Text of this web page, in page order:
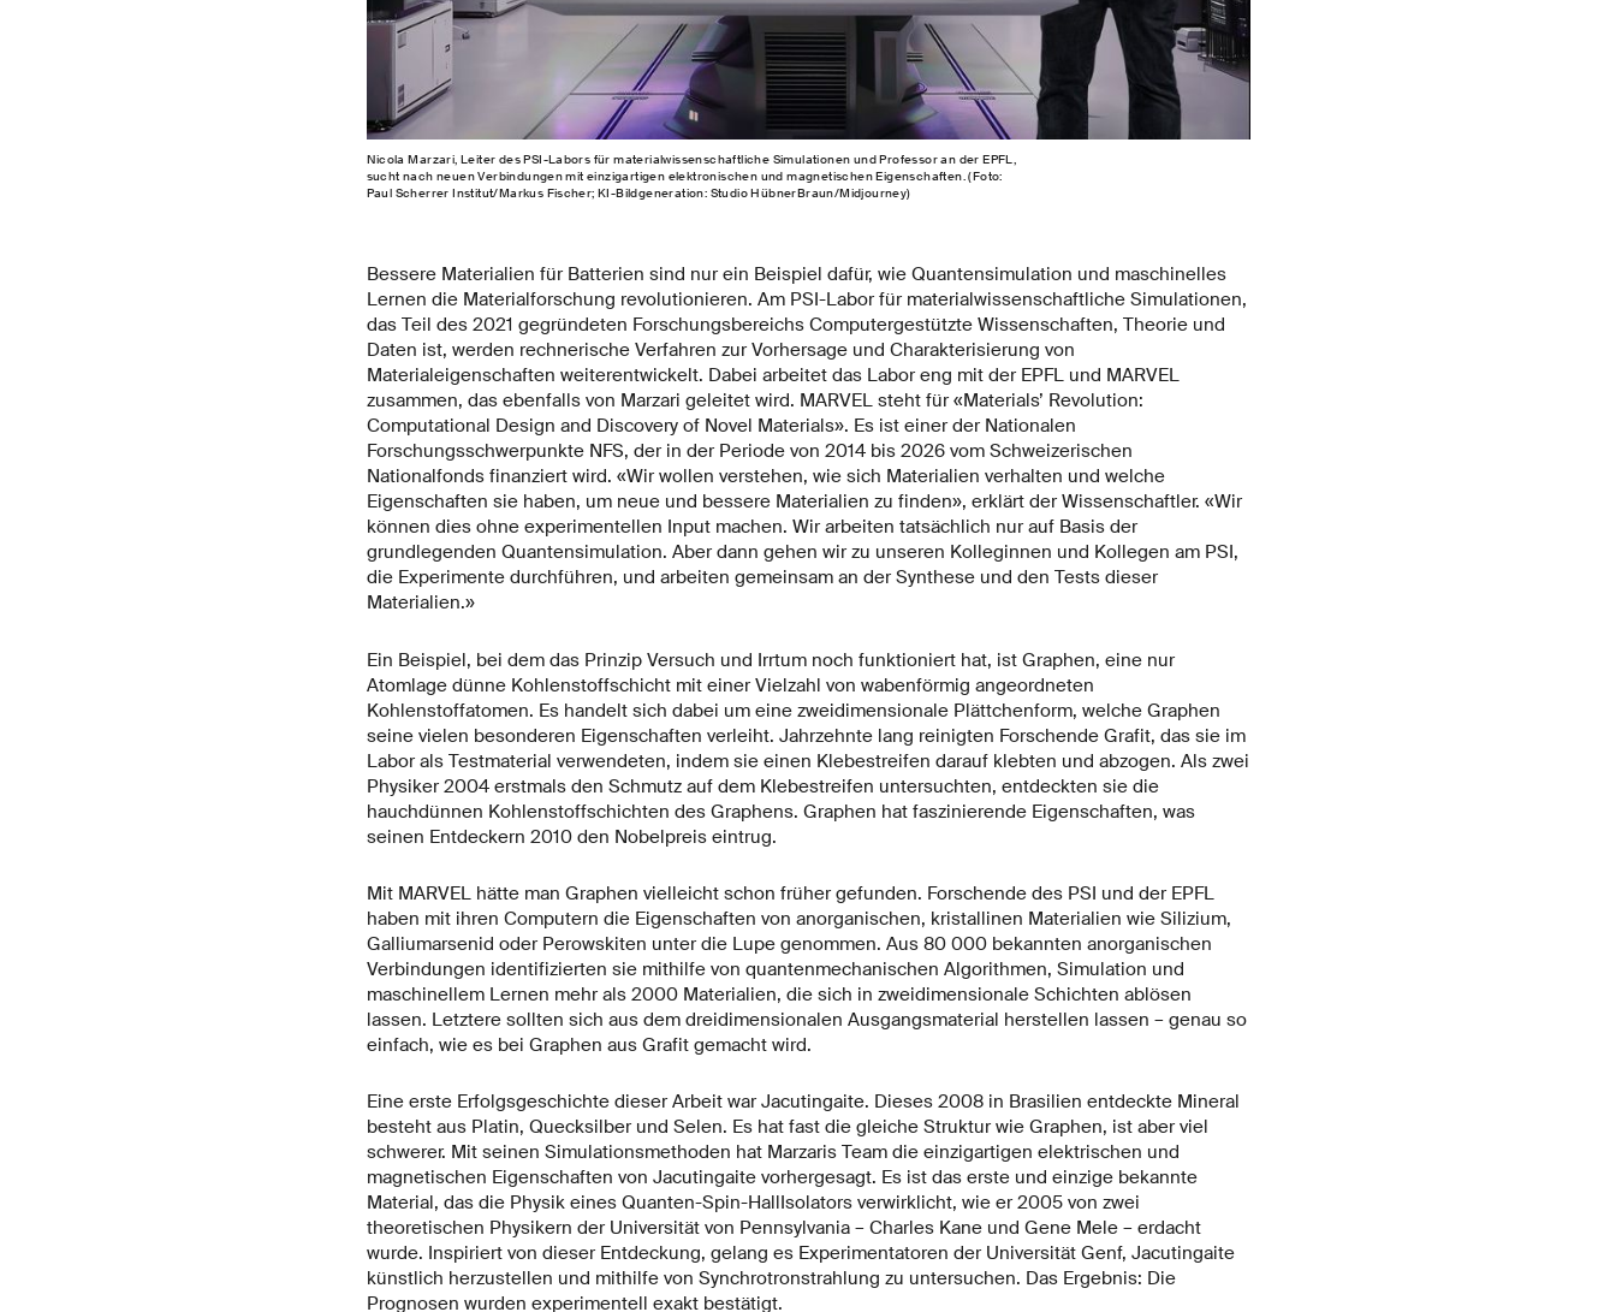
Nicola Marzari, Leiter des PSI-Labors für materialwissenschaftliche Simulationen und Professor an der EPFL,
sucht nach neuen Verbindungen mit einzigartigen elektronischen und magnetischen Eigenschaften. (Foto:
Paul Scherrer Institut/Markus Fischer; KI-Bildgeneration: Studio HübnerBraun/Midjourney)
Bessere Materialien für Batterien sind nur ein Beispiel dafür, wie Quantensimulation und maschinelles
Lernen die Materialforschung revolutionieren. Am PSI-Labor für materialwissenschaftliche Simulationen,
das Teil des 2021 gegründeten Forschungsbereichs Computergestützte Wissenschaften, Theorie und
Daten ist, werden rechnerische Verfahren zur Vorhersage und Charakterisierung von
Materialeigenschaften weiterentwickelt. Dabei arbeitet das Labor eng mit der EPFL und MARVEL
zusammen, das ebenfalls von Marzari geleitet wird. MARVEL steht für «Materials’ Revolution:
Computational Design and Discovery of Novel Materials». Es ist einer der Nationalen
Forschungsschwerpunkte NFS, der in der Periode von 2014 bis 2026 vom Schweizerischen
Nationalfonds finanziert wird. «Wir wollen verstehen, wie sich Materialien verhalten und welche
Eigenschaften sie haben, um neue und bessere Materialien zu finden», erklärt der Wissenschaftler. «Wir
können dies ohne experimentellen Input machen. Wir arbeiten tatsächlich nur auf Basis der
grundlegenden Quantensimulation. Aber dann gehen wir zu unseren Kolleginnen und Kollegen am PSI,
die Experimente durchführen, und arbeiten gemeinsam an der Synthese und den Tests dieser
Materialien.»
Ein Beispiel, bei dem das Prinzip Versuch und Irrtum noch funktioniert hat, ist Graphen, eine nur
Atomlage dünne Kohlenstoffschicht mit einer Vielzahl von wabenförmig angeordneten
Kohlenstoffatomen. Es handelt sich dabei um eine zweidimensionale Plättchenform, welche Graphen
seine vielen besonderen Eigenschaften verleiht. Jahrzehnte lang reinigten Forschende Grafit, das sie im
Labor als Testmaterial verwendeten, indem sie einen Klebestreifen darauf klebten und abzogen. Als zwei
Physiker 2004 erstmals den Schmutz auf dem Klebestreifen untersuchten, entdeckten sie die
hauchdünnen Kohlenstoffschichten des Graphens. Graphen hat faszinierende Eigenschaften, was
seinen Entdeckern 2010 den Nobelpreis eintrug.
Mit MARVEL hätte man Graphen vielleicht schon früher gefunden. Forschende des PSI und der EPFL
haben mit ihren Computern die Eigenschaften von anorganischen, kristallinen Materialien wie Silizium,
Galliumarsenid oder Perowskiten unter die Lupe genommen. Aus 80 000 bekannten anorganischen
Verbindungen identifizierten sie mithilfe von quantenmechanischen Algorithmen, Simulation und
maschinellem Lernen mehr als 2000 Materialien, die sich in zweidimensionale Schichten ablösen
lassen. Letztere sollten sich aus dem dreidimensionalen Ausgangsmaterial herstellen lassen – genau so
einfach, wie es bei Graphen aus Grafit gemacht wird.
Eine erste Erfolgsgeschichte dieser Arbeit war Jacutingaite. Dieses 2008 in Brasilien entdeckte Mineral
besteht aus Platin, Quecksilber und Selen. Es hat fast die gleiche Struktur wie Graphen, ist aber viel
schwerer. Mit seinen Simulationsmethoden hat Marzaris Team die einzigartigen elektrischen und
magnetischen Eigenschaften von Jacutingaite vorhergesagt. Es ist das erste und einzige bekannte
Material, das die Physik eines Quanten-Spin-HallIsolators verwirklicht, wie er 2005 von zwei
theoretischen Physikern der Universität von Pennsylvania – Charles Kane und Gene Mele – erdacht
wurde. Inspiriert von dieser Entdeckung, gelang es Experimentatoren der Universität Genf, Jacutingaite
künstlich herzustellen und mithilfe von Synchrotronstrahlung zu untersuchen. Das Ergebnis: Die
Prognosen wurden experimentell exakt bestätigt.